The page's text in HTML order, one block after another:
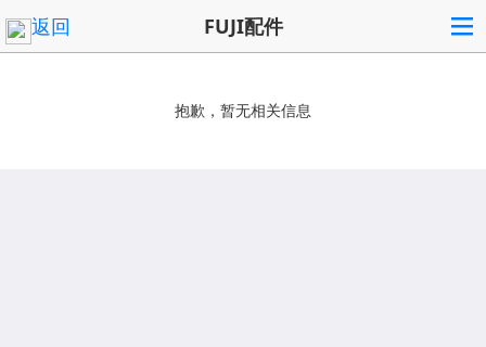
返回 FUJI配件
抱歉，暂无相关信息